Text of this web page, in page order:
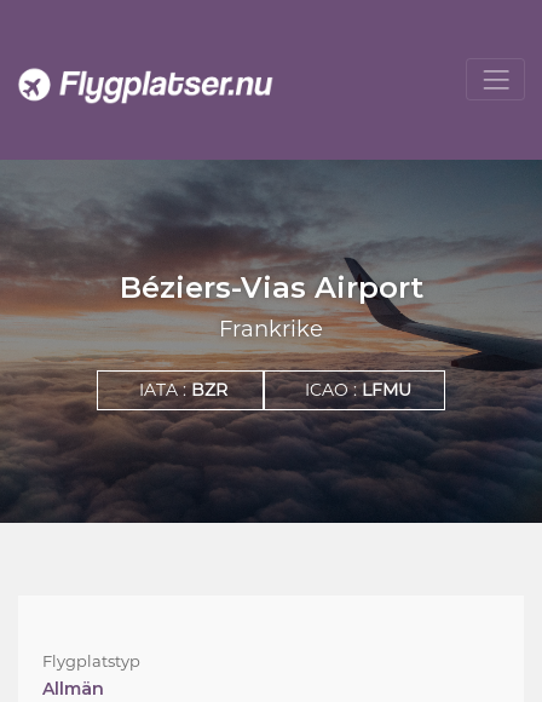
Béziers-Vias Airport
Frankrike
IATA :BZR ICAO :LFMU
Flygplatstyp
Allmän